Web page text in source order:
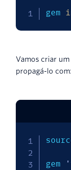
gem
Vamos criar um
propagá-lo com:
gem